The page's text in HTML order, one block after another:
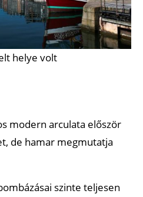
helye volt
modern arculata először
de hamar megmutatja
szinte teljesen